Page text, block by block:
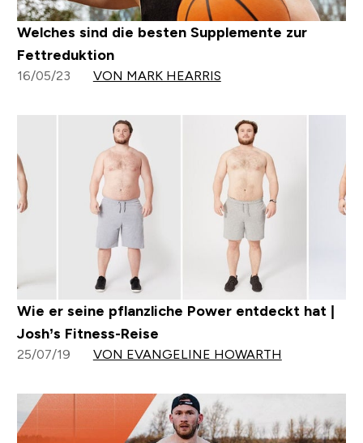
Welches sind die besten Supplemente zur
Fettreduktion
16/05/23 VON MARK HEARRIS
Wie er seine pflanzliche Power entdeckt hat |
Josh’s Fitness-Reise
25/07/19 VON EVANGELINE HOWARTH